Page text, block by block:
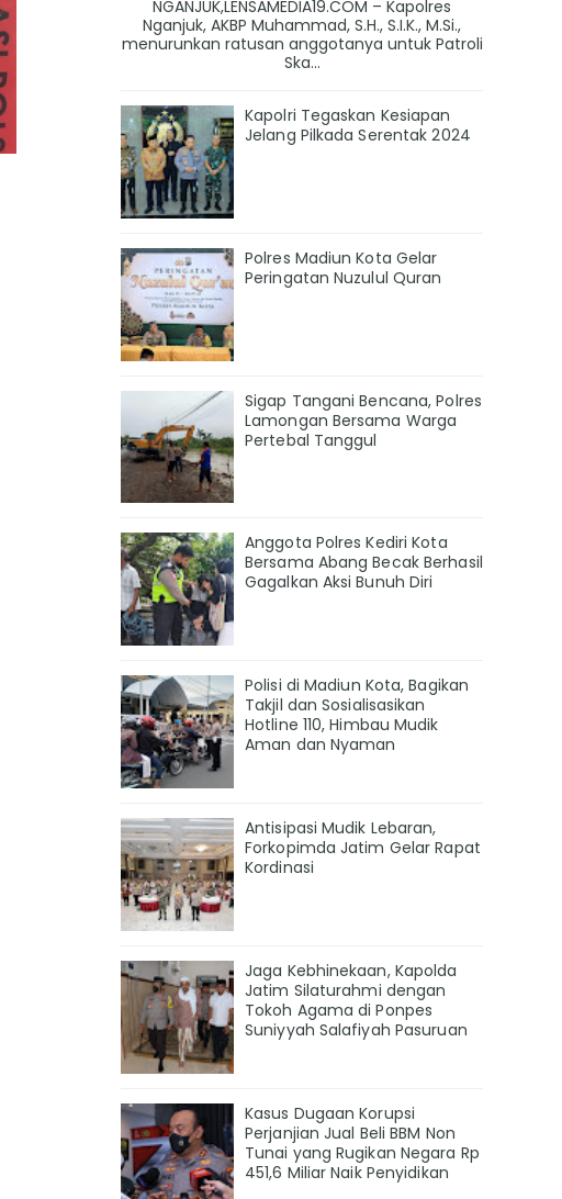
NGANJUK,LENSAMEDIA19.COM – Kapolres
Nganjuk, AKBP Muhammad, S.H., S.I.K., M.Si.,
menurunkan ratusan anggotanya untuk Patroli
Ska...
Kapolri Tegaskan Kesiapan
Jelang Pilkada Serentak 2024
Polres Madiun Kota Gelar
Peringatan Nuzulul Quran
Sigap Tangani Bencana, Polres
Lamongan Bersama Warga
Pertebal Tanggul
Anggota Polres Kediri Kota
Bersama Abang Becak Berhasil
Gagalkan Aksi Bunuh Diri
Polisi di Madiun Kota, Bagikan
Takjil dan Sosialisasikan
Hotline 110, Himbau Mudik
Aman dan Nyaman
Antisipasi Mudik Lebaran,
Forkopimda Jatim Gelar Rapat
Kordinasi
Jaga Kebhinekaan, Kapolda
Jatim Silaturahmi dengan
Tokoh Agama di Ponpes
Suniyyah Salafiyah Pasuruan
Kasus Dugaan Korupsi
Perjanjian Jual Beli BBM Non
Tunai yang Rugikan Negara Rp
451,6 Miliar Naik Penyidikan